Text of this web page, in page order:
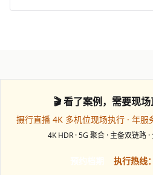
🎬 看了案例，需要现场
摄行直播 4K 多机位现场执行 · 年服
4K HDR · 5G 聚合 · 主备双链路
执行热线